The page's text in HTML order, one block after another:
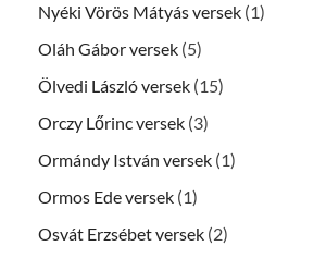
Nyéki Vörös Mátyás versek (1)
Oláh Gábor versek (5)
Ölvedi László versek (15)
Orczy Lőrinc versek (3)
Ormándy István versek (1)
Ormos Ede versek (1)
Osvát Erzsébet versek (2)